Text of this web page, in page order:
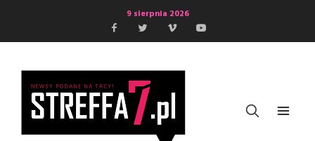
9 sierpnia 2026